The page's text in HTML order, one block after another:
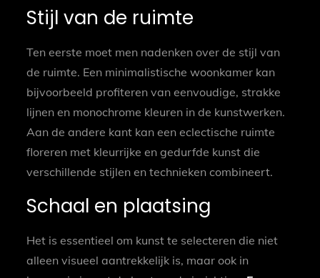
Stijl van de ruimte
Ten eerste moet men nadenken over de stijl van
de ruimte. Een minimalistische woonkamer kan
bijvoorbeeld profiteren van eenvoudige, strakke
lijnen en monochrome kleuren in de kunstwerken.
Aan de andere kant kan een eclectische ruimte
floreren met kleurrijke en gedurfde kunst die
verschillende stijlen en technieken combineert.
Schaal en plaatsing
Het is essentieel om kunst te selecteren die niet
alleen visueel aantrekkelijk is, maar ook in